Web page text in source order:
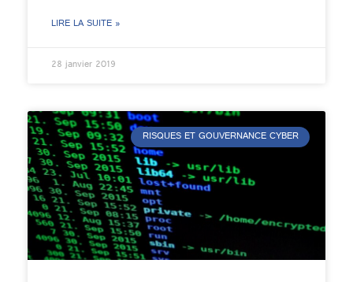
LIRE LA SUITE »
28 janvier 2019
RISQUES ET GOUVERNANCE CYBER